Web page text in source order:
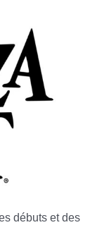
débuts et des